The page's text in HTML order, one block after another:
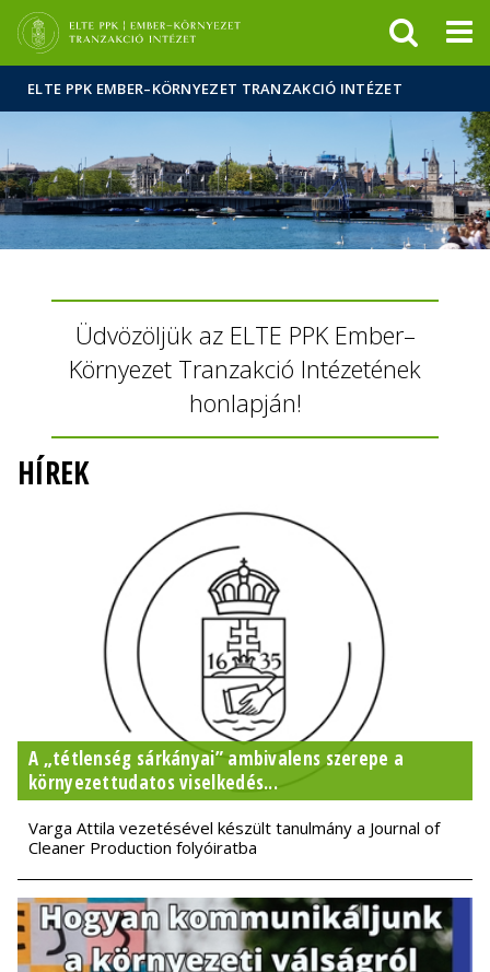
Hírek
Események
ELTE a
sajtóban
ELTE PPK EMBER–KÖRNYEZET TRANZAKCIÓ INTÉZET
Üdvözöljük az ELTE PPK Ember–
Környezet Tranzakció Intézetének
honlapján!
HÍREK
A „tétlenség sárkányai” ambivalens szerepe a
környezettudatos viselkedés...
Varga Attila vezetésével készült tanulmány a Journal of
Cleaner Production folyóiratba